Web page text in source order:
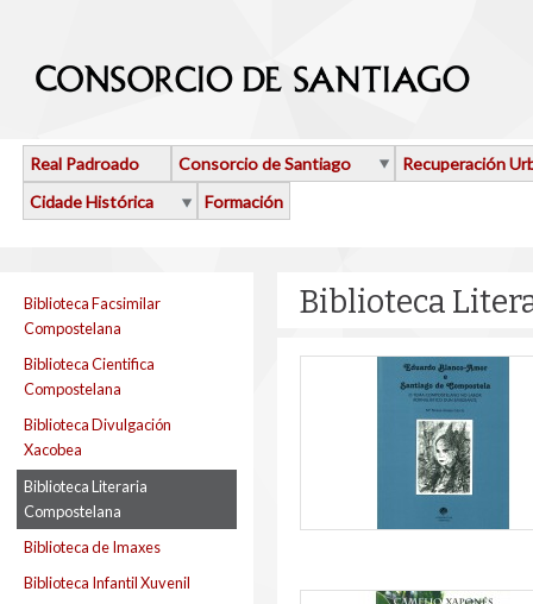
Real Padroado Consorcio de Santiago
Recuperación
Cidade Histórica
Formación
Biblioteca Facsimilar
Compostelana
Biblioteca Cientifica
Compostelana
Biblioteca Divulgación
Xacobea
Biblioteca Literaria
Compostelana
Biblioteca de Imaxes
Biblioteca Infantil Xuvenil
Biblioteca